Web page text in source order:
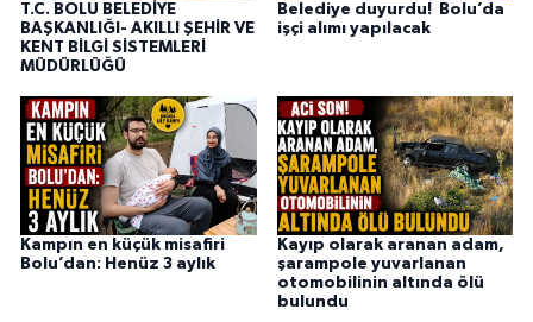
T.C. BOLU BELEDİYE
BAŞKANLIĞI- AKILLI ŞEHİR VE
KENT BİLGİ SİSTEMLERİ
MÜDÜRLÜĞÜ
Belediye duyurdu! Bolu’da
işçi alımı yapılacak
Kampın en küçük misafiri
Bolu’dan: Henüz 3 aylık
Kayıp olarak aranan adam,
şarampole yuvarlanan
otomobilinin altında ölü
bulundu